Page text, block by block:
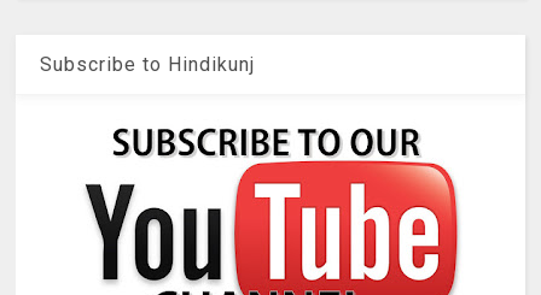
Subscribe to Hindikunj